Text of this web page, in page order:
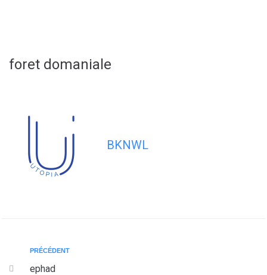
foret domaniale
BKNWL
PRÉCÉDENT
ephad